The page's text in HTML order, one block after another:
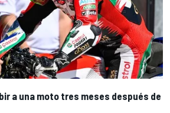
a una moto tres meses después de